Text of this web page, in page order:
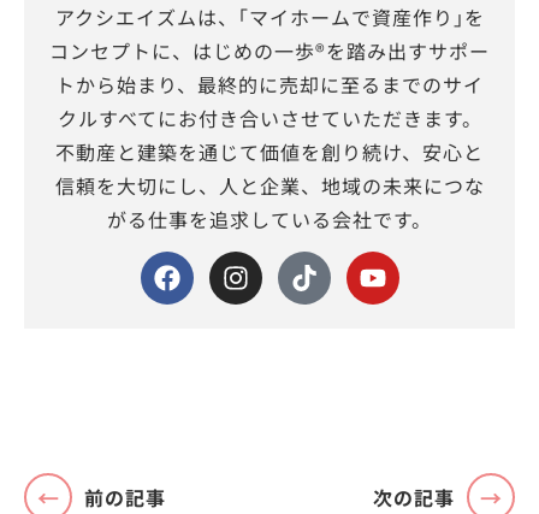
アクシエイズムは、｢マイホームで資産作り｣を
コンセプトに、はじめの一歩®を踏み出すサポー
トから始まり、最終的に売却に至るまでのサイ
クルすべてにお付き合いさせていただきます。
不動産と建築を通じて価値を創り続け、安心と
信頼を大切にし、人と企業、地域の未来につな
がる仕事を追求している会社です。
前の記事 次の記事